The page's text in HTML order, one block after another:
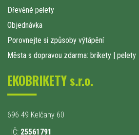
Dřevěné pelety
Objednávka
Porovnejte si způsoby výtápění
Města s dopravou zdarma: brikety | pelety
EKOBRIKETY s.r.o.
696 49 Kelčany 60
IČ: 25561791